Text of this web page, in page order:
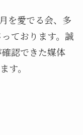
を愛でる会、多
ております。誠
認できた媒体
す。